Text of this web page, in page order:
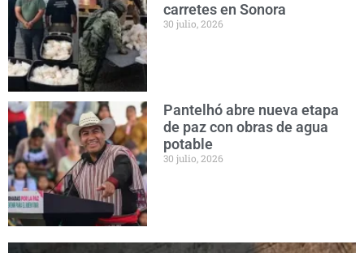
carretes en Sonora
30 julio, 2026
Pantelhó abre nueva etapa
de paz con obras de agua
potable
30 julio, 2026